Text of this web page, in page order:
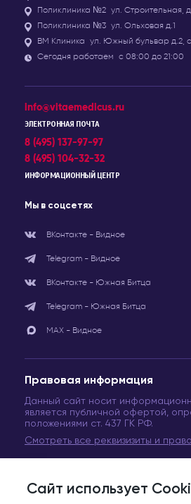
Сайт использует
Поликлиника №2 ул. Строительная,
Поликлиника №3 ул. Ольховая д.1
ВМ Клиника ул. Южный бульвар д.2,
Сегодня работаем с 08:00 до 21:00
info@vitaemedicus.ru
ЭЛЕКТРОННАЯ ПОЧТА
8 (495) 137-97-97
8 (495) 104-32-32
ИНФОРМАЦИОННЫЙ ЦЕНТР
Мы в соцсетях
ВКонтакте - Видное
Telegram - Видное
ВКонтакте - Южная Битца
Telegram - Южная Битца
МАХ - Видное
Правовая информация
Данный сайт носит
является публичной офертой,
положениями ст. 437 ГК РФ.
Смотреть все реквизизиты и
© Сеть медицинских центров «Вита